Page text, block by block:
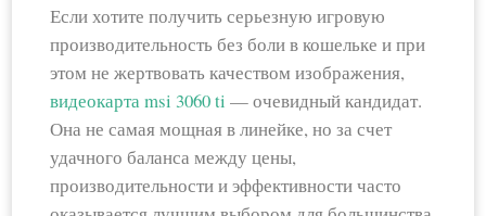
Если хотите получить серьезную игровую
производительность без боли в кошельке и при
этом не жертвовать качеством изображения,
видеокарта msi 3060 ti — очевидный кандидат.
Она не самая мощная в линейке, но за счет
удачного баланса между цены,
производительности и эффективности часто